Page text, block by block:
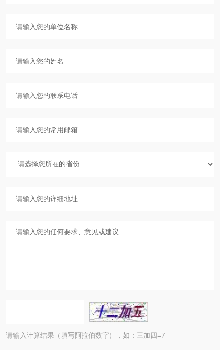
请输入计算结果（填写阿拉伯数字），如：三加四=7